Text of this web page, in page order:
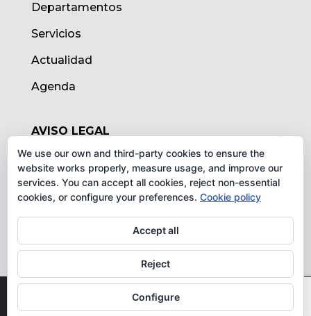
Departamentos
Servicios
Actualidad
Agenda
AVISO LEGAL
Aviso legal
Política de cookies
© Instituto de Biomedicina de Valencia -
CSIC. Todos los derechos reservados.
We use our own and third-party cookies to ensure the
website works properly, measure usage, and improve our
services. You can accept all cookies, reject non-essential
cookies, or configure your preferences. Cookie policy
Accept all
Reject
Configure